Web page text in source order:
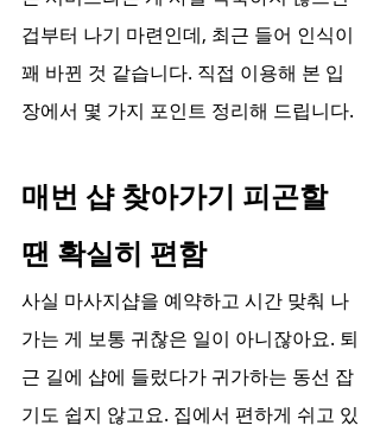
겁부터 나기 마련인데, 최근 들어 인식이
꽤 바뀐 것 같습니다. 직접 이용해 본 입
장에서 몇 가지 포인트 정리해 드립니다.
매번 샵 찾아가기 피곤할
땐 확실히 편함
사실 마사지샵을 예약하고 시간 맞춰 나
가는 게 보통 귀찮은 일이 아니잖아요. 퇴
근 길에 샵에 들렀다가 귀가하는 동선 잡
기도 쉽지 않고요. 집에서 편하게 쉬고 있